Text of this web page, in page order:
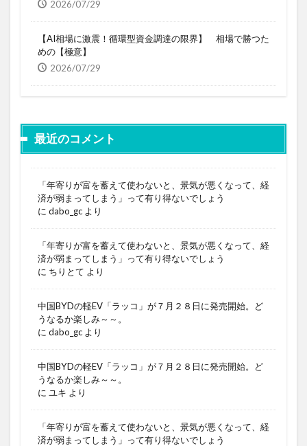
2026/07/29
【AI相場に激震！循環型資金調達の限界】 相場で勝つた
めの【極意】
2026/07/29
最近のコメント
「年寄りが富を蓄えて使わないと、景気が悪くなって、経
済が弱まってしまう」って有り得ないでしょう
に dabo_gc より
「年寄りが富を蓄えて使わないと、景気が悪くなって、経
済が弱まってしまう」って有り得ないでしょう
に ちりとて より
中国BYDの軽EV「ラッコ」が７月２８日に発売開始。ど
うなるか楽しみ～～。
に dabo_gc より
中国BYDの軽EV「ラッコ」が７月２８日に発売開始。ど
うなるか楽しみ～～。
に ユキ より
「年寄りが富を蓄えて使わないと、景気が悪くなって、経
済が弱まってしまう」って有り得ないでしょう